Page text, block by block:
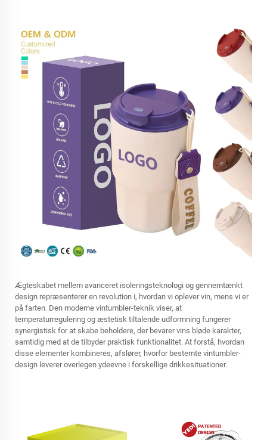
Ægteskabet mellem avanceret isoleringsteknologi og gennemtænkt
design repræsenterer en revolution i, hvordan vi oplever vin, mens vi er
på farten. Den moderne vintumbler-teknik viser, at
temperaturregulering og æstetisk tiltalende udformning fungerer
synergistisk for at skabe beholdere, der bevarer vins bløde karakter,
samtidig med at de tilbyder praktisk funktionalitet. At forstå, hvordan
disse elementer kombineres, afslører, hvorfor bestemte vintumbler-
design leverer overlegen ydeevne i forskellige drikkesituationer.